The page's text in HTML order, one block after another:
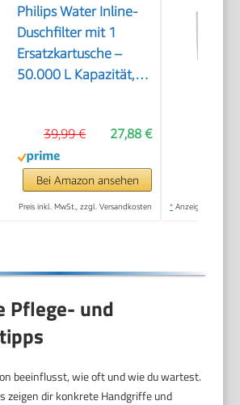
Philips Water Inline-
Duschfilter mit 1
Ersatzkartusche –
50.000 L Kapazität,
Standardschläuche
und -armaturen,
Chrom
27,88 €
39,99 €
Bei Amazon ansehen
Preis inkl. MwSt., zzgl. Versandkosten * Anzeige
Pflege- und
beeinflusst, wie oft und wie du wartest.
zeigen dir konkrete Handgriffe und